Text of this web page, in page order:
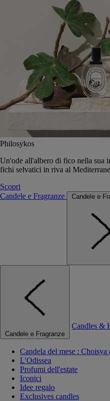
Philosykos
Un'ode all'albero di fico nella sua
fichi selvatici in riva al
Scopri
Candele e Fragranze
Candele e
Candele e Fragranze
Candles &
Candela del mese :
L'Odissea
Profumi dell'estate
Iconici
Idee regalo
Exclusives candles